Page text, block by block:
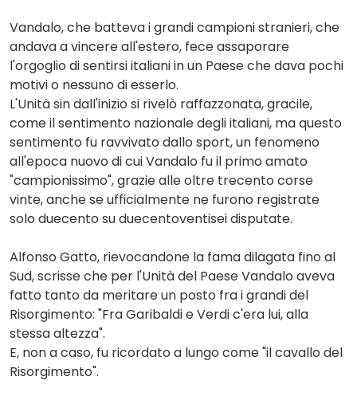
Vandalo, che batteva i grandi campioni stranieri, che
andava a vincere all'estero, fece assaporare
l'orgoglio di sentirsi italiani in un Paese che dava pochi
motivi o nessuno di esserlo.
L'Unità sin dall'inizio si rivelò raffazzonata, gracile,
come il sentimento nazionale degli italiani, ma questo
sentimento fu ravvivato dallo sport, un fenomeno
all'epoca nuovo di cui Vandalo fu il primo amato
"campionissimo", grazie alle oltre trecento corse
vinte, anche se ufficialmente ne furono registrate
solo duecento su duecentoventisei disputate.
Alfonso Gatto, rievocandone la fama dilagata fino al
Sud, scrisse che per l'Unità del Paese Vandalo aveva
fatto tanto da meritare un posto fra i grandi del
Risorgimento: "Fra Garibaldi e Verdi c'era lui, alla
stessa altezza".
E, non a caso, fu ricordato a lungo come "il cavallo del
Risorgimento".